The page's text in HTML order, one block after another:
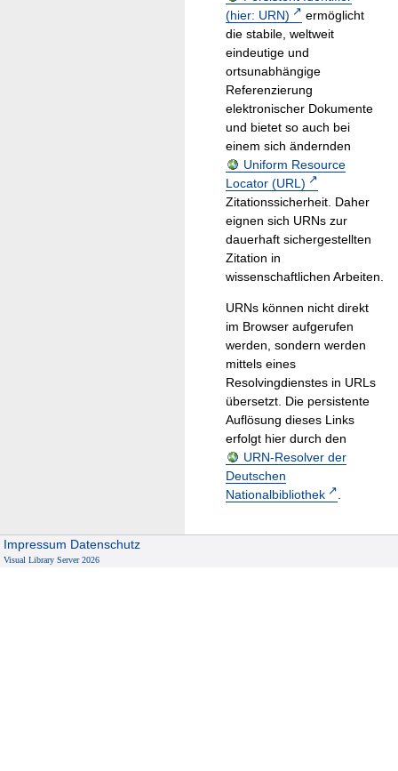
(hier: URN)
ermöglicht
die stabile, weltweit
eindeutige und
ortsunabhängige
Referenzierung
elektronischer Dokumente
und bietet so auch bei
einem sich ändernden
Uniform Resource
Locator (URL)
Zitationssicherheit. Daher
eignen sich URNs zur
dauerhaft sichergestellten
Zitation in
wissenschaftlichen Arbeiten.
URNs können nicht direkt
im Browser aufgerufen
werden, sondern werden
mittels eines
Resolvingdienstes in URLs
übersetzt. Die persistente
Auflösung dieses Links
erfolgt hier durch den
URN-Resolver der
Deutschen
Nationalbibliothek
.
Impressum Datenschutz
Visual Library Server 2026